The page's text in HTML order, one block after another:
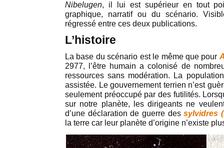
Nibelugen, il lui est supérieur en tout
graphique, narratif ou du scénario.
régressé entre ces deux publications.
L’histoire
La base du scénario est le même que pour
2977, l’être humain a colonisé de
ressources sans modération. La
assistée. Le gouvernement terrien n’est
seulement préoccupé par des futilités.
sur notre planète, les dirigeants ne
d’une déclaration de guerre dessylvidres
la terre car leur planète d’origine n’existe